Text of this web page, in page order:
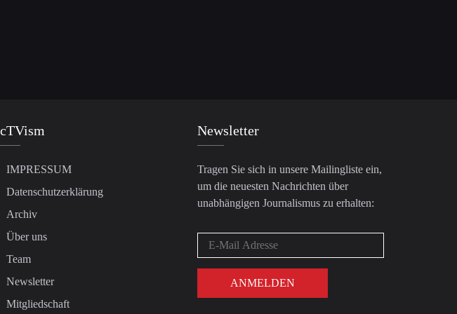
IMPRESSUM
Datenschutzerklärung
Archiv
Über uns
Team
Newsletter
Mitgliedschaft
Newsletter
Tragen Sie sich in unsere Mailingliste ein,
um die neuesten Nachrichten über
unabhängigen Journalismus zu erhalten: